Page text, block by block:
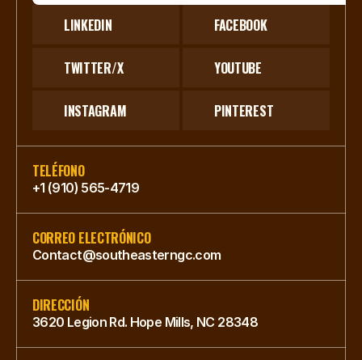
LINKEDIN FACEBOOK
TWITTER/X YOUTUBE
INSTAGRAM PINTEREST
TELÉFONO
+1 (910) 565-4719
CORREO ELECTRÓNICO
Contact@southeasterngc.com
DIRECCIÓN
3620 Legion Rd. Hope Mills, NC 28348